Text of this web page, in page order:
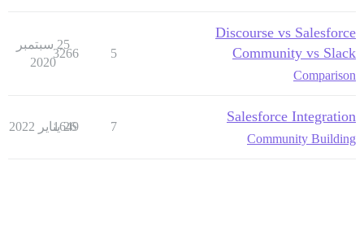
Discourse vs Salesforce
Community vs Slack
Comparison
5
3266
25 سبتمبر
2020
Salesforce Integration
Community Building
7
1649
26 يناير 2022